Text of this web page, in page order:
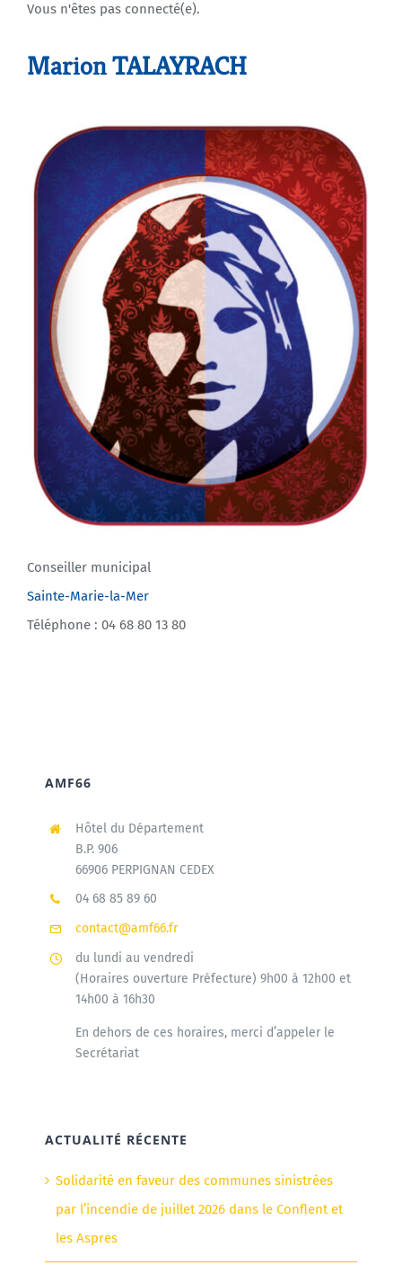
Agenda
Vous n'êtes pas connecté(e).
Marion TALAYRACH
Conseiller municipal
Sainte-Marie-la-Mer
Téléphone : 04 68 80 13 80
AMF66
Hôtel du Département
B.P. 906
66906 PERPIGNAN CEDEX
04 68 85 89 60
contact@amf66.fr
du lundi au vendredi
(Horaires ouverture Préfecture) 9h00 à 12h00 et
14h00 à 16h30
En dehors de ces horaires, merci d’appeler le
Secrétariat
ACTUALITÉ RÉCENTE
Solidarité en faveur des communes sinistrées
par l’incendie de juillet 2026 dans le Conflent et
les Aspres